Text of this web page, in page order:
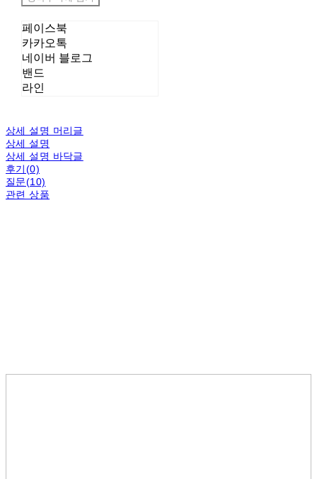
페이스북
카카오톡
네이버 블로그
밴드
라인
상세 설명 머리글
상세 설명
상세 설명 바닥글
후기(0)
질문(10)
관련 상품